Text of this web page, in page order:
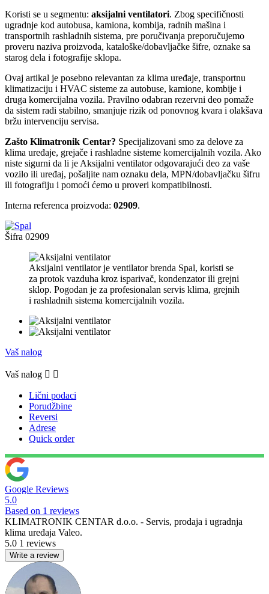
Koristi se u segmentu: aksijalni ventilatori. Zbog specifičnosti
ugradnje kod autobusa, kamiona, kombija, radnih mašina i
transportnih rashladnih sistema, pre poručivanja preporučujemo
proveru naziva proizvoda, kataloške/dobavljačke šifre, oznake sa
starog dela i fotografije sklopa.
Ovaj artikal je posebno relevantan za klima uređaje, transportnu
klimatizaciju i HVAC sisteme za autobuse, kamione, kombije i
druga komercijalna vozila. Pravilno odabran rezervni deo pomaže
da sistem radi stabilno, smanjuje rizik od ponovnog kvara i olakšava
bržu intervenciju servisa.
Zašto Klimatronik Centar? Specijalizovani smo za delove za
klima uređaje, grejače i rashladne sisteme komercijalnih vozila. Ako
niste sigurni da li je Aksijalni ventilator odgovarajući deo za vaše
vozilo ili uređaj, pošaljite nam oznaku dela, MPN/dobavljačku šifru
ili fotografiju i pomoći ćemo u proveri kompatibilnosti.
Interna referenca proizvoda: 02909.
Šifra 02909
Aksijalni ventilator je ventilator brenda Spal, koristi se
za protok vazduha kroz isparivač, kondenzator ili grejni
sklop. Pogodan je za profesionalan servis klima, grejnih
i rashladnih sistema komercijalnih vozila.
Vaš nalog
Vaš nalog  
Lični podaci
Porudžbine
Reversi
Adrese
Quick order
Google Reviews
5.0
Based on 1 reviews
KLIMATRONIK CENTAR d.o.o. - Servis, prodaja i ugradnja
klima uređaja Valeo.
5.0 1 reviews
Write a review